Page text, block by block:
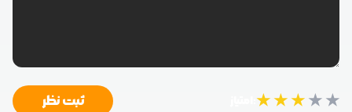
★★★★★ ثبت نظر